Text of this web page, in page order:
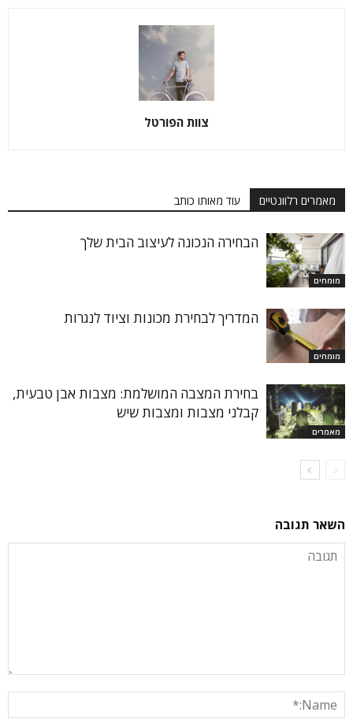
צוות הפורטל
מאמרים רלוונטיים עוד מאותו כותב
מומחים
הבחירה הנכונה לעיצוב הבית שלך
מומחים
המדריך לבחירת מכונות וציוד לנגרות
מאמרים
בחירת המצבה המושלמת: מצבות אבן טבעית,
קבלני מצבות ומצבות שיש
השאר תגובה